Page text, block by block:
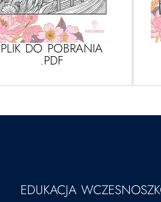
PLIK DO POBRANIA
.PDF
EDUKACJA